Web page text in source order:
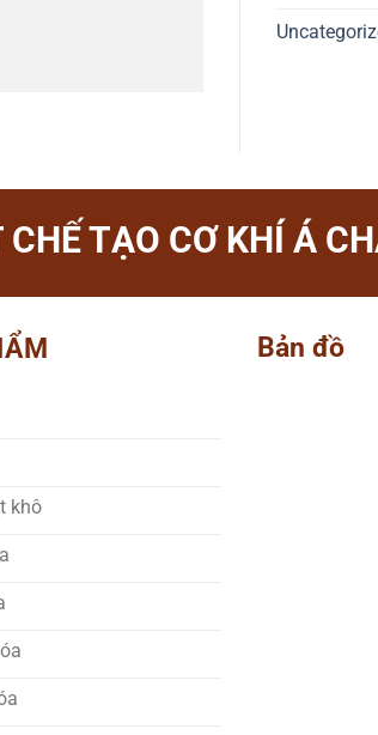
TẠO CƠ KHÍ Á
khô
Bản đồ